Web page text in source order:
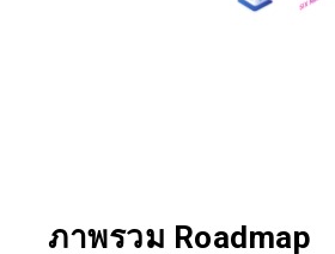
ภาพรวม Roadmap